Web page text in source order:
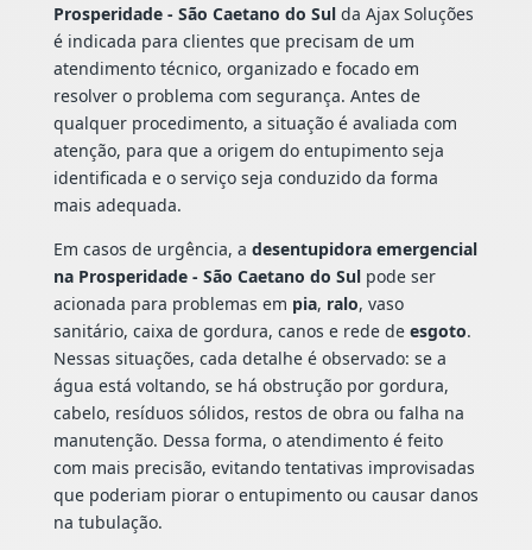
Prosperidade - São Caetano do Sulda Ajax Soluções
é indicada para clientes que precisam de um
atendimento técnico, organizado e focado em
resolver o problema com segurança. Antes de
qualquer procedimento, a situação é avaliada com
atenção, para que a origem do entupimento seja
identificada e o serviço seja conduzido da forma
mais adequada.
Em casos de urgência, a desentupidora emergencial
na Prosperidade - São Caetano do Sulpode ser
acionada para problemas em pia, ralo, vaso
sanitário, caixa de gordura, canos e rede de esgoto.
Nessas situações, cada detalhe é observado: se a
água está voltando, se há obstrução por gordura,
cabelo, resíduos sólidos, restos de obra ou falha na
manutenção. Dessa forma, o atendimento é feito
com mais precisão, evitando tentativas improvisadas
que poderiam piorar o entupimento ou causar danos
na tubulação.